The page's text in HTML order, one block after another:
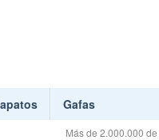
Gafas
Más de 2.000.000